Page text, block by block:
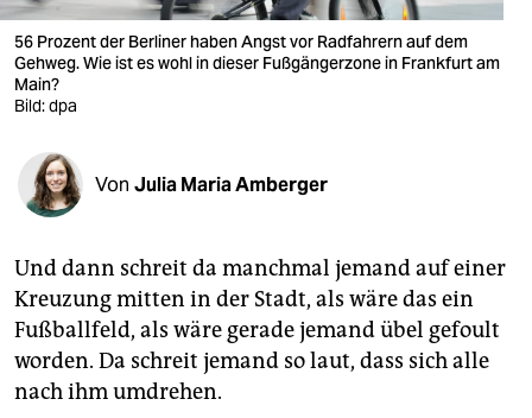
verlag
verlag
veranstaltungen
shop
fragen & hilfe
unterstützen
abo
genossenschaft
epaper login
56 Prozent der Berliner haben Angst vor Radfahrern auf dem
Gehweg. Wie ist es wohl in dieser Fußgängerzone in Frankfurt am
Main?
Bild: dpa
Von Julia Maria Amberger
Und dann schreit da manchmal jemand auf einer
Kreuzung mitten in der Stadt, als wäre das ein
Fußballfeld, als wäre gerade jemand übel gefoult
worden. Da schreit jemand so laut, dass sich alle
nach ihm umdrehen.